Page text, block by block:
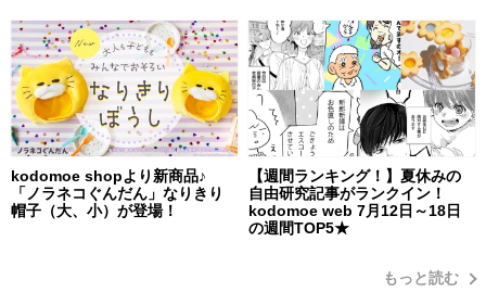
kodomoe shopより新商品♪
「ノラネコぐんだん」なりきり
帽子（大、小）が登場！
【週間ランキング！】夏休みの
自由研究記事がランクイン！
kodomoe web 7月12日～18日
の週間TOP5★
もっと読む